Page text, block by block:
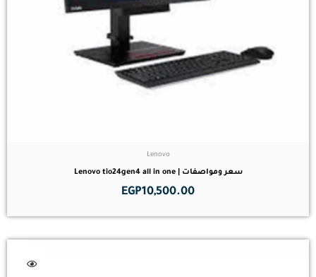
Lenovo
سعر ومواصفات | Lenovo tio24gen4 all in one
EGP10,500.00